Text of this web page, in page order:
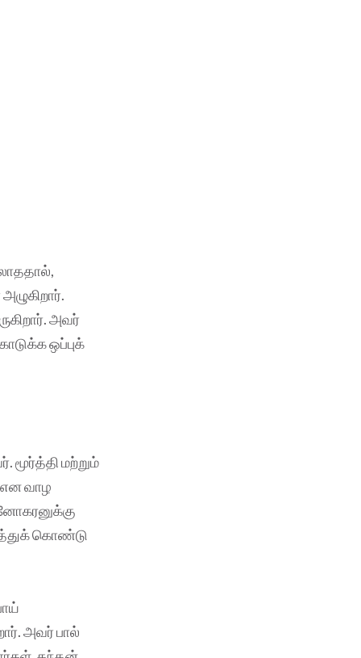
அவர்
ஒப்புக்
மற்றும்
என வாழ
கொண்டு
அவர் பால்